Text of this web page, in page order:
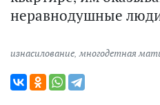
неравнодушные
изнасилование,многодетная